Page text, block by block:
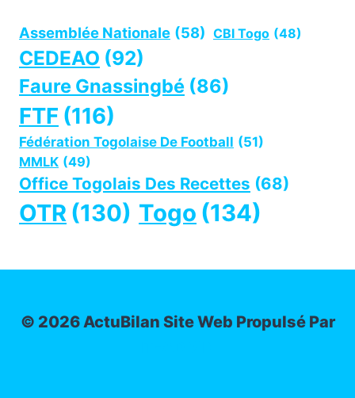
Assemblée Nationale (58) CBI Togo (48)
CEDEAO (92)
Faure Gnassingbé (86)
FTF (116)
Fédération Togolaise De Football (51)
MMLK (49)
Office Togolais Des Recettes (68)
OTR (130) Togo (134)
© 2026 ActuBilan Site Web Propulsé Par